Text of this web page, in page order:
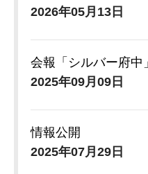
2026年05月13日
会報「シルバー府中
2025年09月09日
情報公開
2025年07月29日